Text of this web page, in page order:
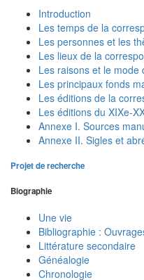
Introduction
Les temps de la
Les personnes et les
Les lieux de la
Les raisons et le mode
Les principaux fonds
Les éditions de la
Les éditions du XIXe-
Annexe I. Sources
Annexe II. Sigles et
Projet de recherche
Biographie
Une vie
Bibliographie :
Littérature secondaire
Généalogie
Chronologie